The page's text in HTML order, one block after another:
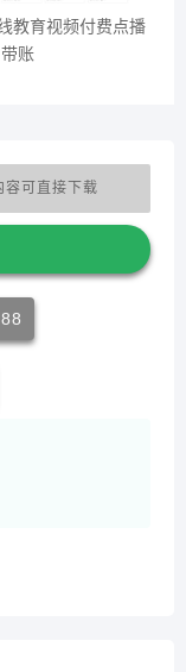
教育视频付费点播
账
容可直接下载